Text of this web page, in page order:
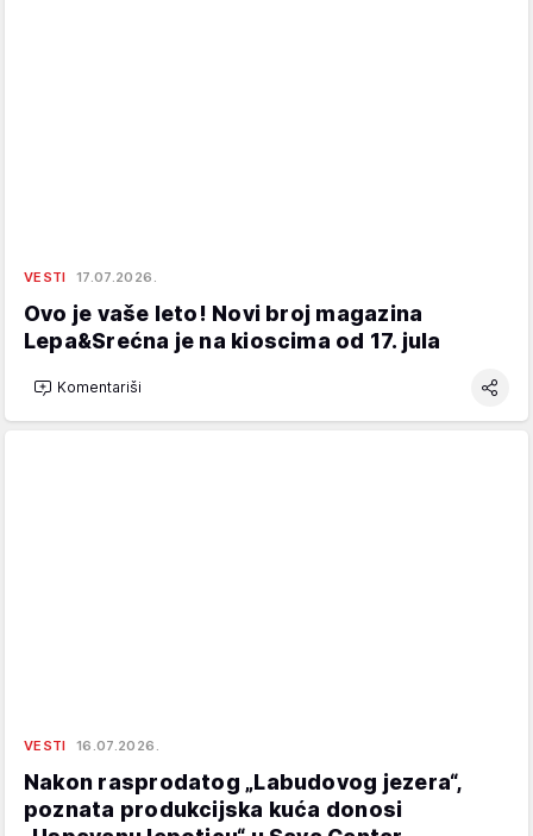
VESTI 17.07.2026.
Ovo je vaše leto! Novi broj magazina
Lepa&Srećna je na kioscima od 17. jula
Komentariši
VESTI 16.07.2026.
Nakon rasprodatog „Labudovog jezera“,
poznata produkcijska kuća donosi